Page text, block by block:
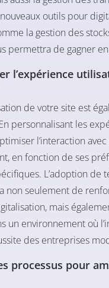
outils pour
la gestion des
permettra de gagner
l’expérience
de votre site est
personnalisant les
l’interaction
en fonction de ses
L’adoption de
non seulement de
mais
un environnement où
des entreprises
processus pour